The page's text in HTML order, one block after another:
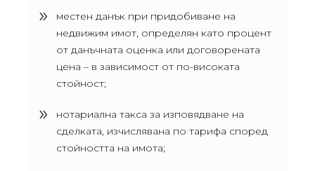
местен данък при придобиване на
недвижим имот, определян като процент
от данъчната оценка или договорената
цена – в зависимост от по-високата
стойност;
нотариална такса за изповядване на
сделката, изчислявана по тарифа според
стойността на имота;